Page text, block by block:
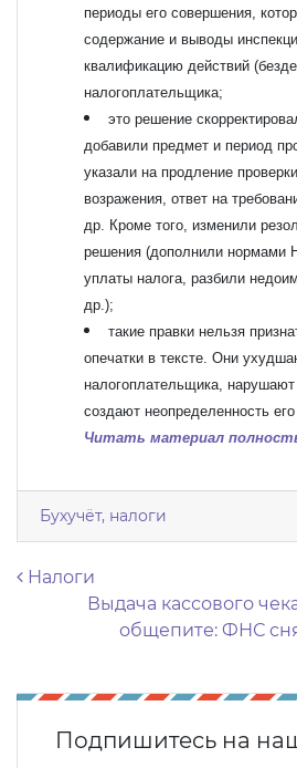
периоды его совершения,
содержание и выводы
квалификацию действий
налогоплательщика;
это решение
добавили предмет и период
указали на продление
возражения, ответ на
др. Кроме того, изменили
решения (дополнили нормами
уплаты налога, разбили
др.);
такие правки нельзя
опечатки в тексте. Они
налогоплательщика, нарушают
создают неопределенность
Читать материал
Бухучёт, налоги
Навигация по
Налоги
Выдача кассового
общепите: ФНС
Подпишитесь на